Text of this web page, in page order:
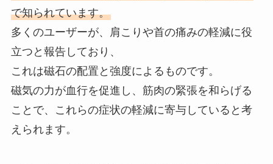
で知られています。
多くのユーザーが、肩こりや首の痛みの軽減に役
立つと報告しており、
これは磁石の配置と強度によるものです。
磁気の力が血行を促進し、筋肉の緊張を和らげる
ことで、これらの症状の軽減に寄与していると考
えられます。